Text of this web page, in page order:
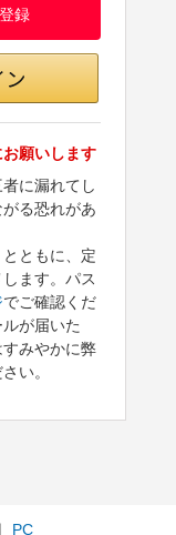
録
願いします
に漏れてし
る恐れがあ
ともに、定
ます。パス
でご確認くだ
が届いた
みやかに弊
い。
PC